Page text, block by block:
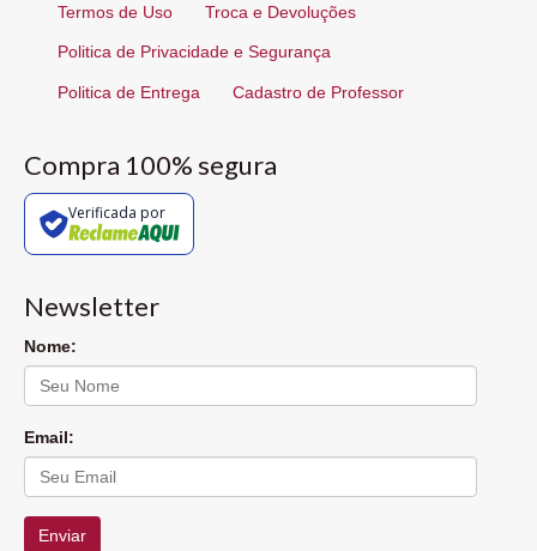
Termos de Uso Troca e Devoluções
Politica de Privacidade e Segurança
Politica de Entrega Cadastro de Professor
Compra 100% segura
Verificada por
Newsletter
Nome:
Email:
Enviar